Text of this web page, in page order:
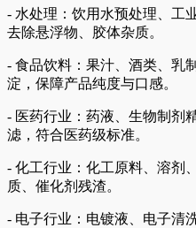
- 水处理：饮用水预处理、工
去除悬浮物、胶体杂质。
- 食品饮料：果汁、酒类、乳
淀，保障产品纯度与口感。
- 医药行业：药液、生物制剂
滤，符合医药级标准。
- 化工行业：化工原料、溶剂
质、催化剂残渣。
- 电子行业：电镀液、电子清